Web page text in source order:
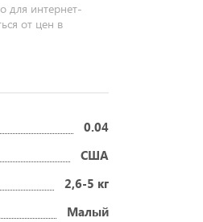
для интернет-
от цен в
0.04
США
2,6-5 кг
Малый